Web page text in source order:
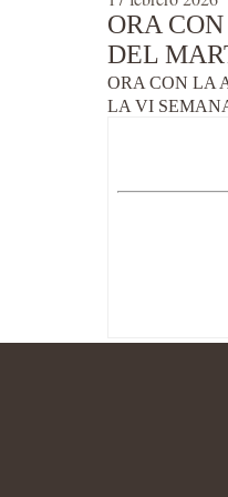
ORA
DEL
ORA CON LA
LA VI